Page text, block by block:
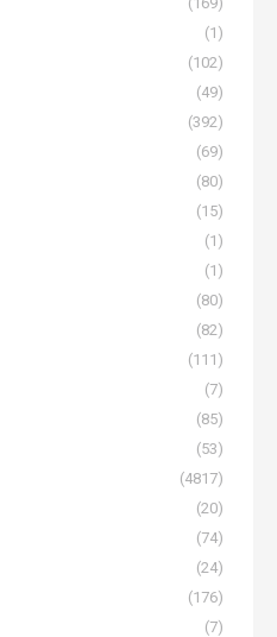
(1)
(102)
(49)
(392)
(69)
(80)
(15)
(1)
(1)
(80)
(82)
(111)
(7)
(85)
(53)
(4817)
(20)
(74)
(24)
(176)
(7)